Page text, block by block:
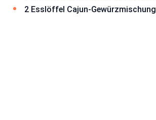
2 Esslöffel Cajun-Gewürzmischung